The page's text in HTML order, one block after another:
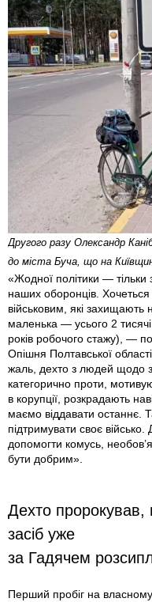
Другого разу Олександр
до міста Буча, що на
«Жодної політики — тільки
наших оборонців.
військовим, які захищають
маленька — усього 2
років робочого стажу), —
Опішня Полтавської
жаль, дехто з людей щодо
категорично проти,
в корупції, розкрадають
маємо віддавати останнє.
підтримувати своє
допомогти комусь,
бути добрим».
Дехто пророкував,
засіб уже
за Гадячем
Перший пробіг на